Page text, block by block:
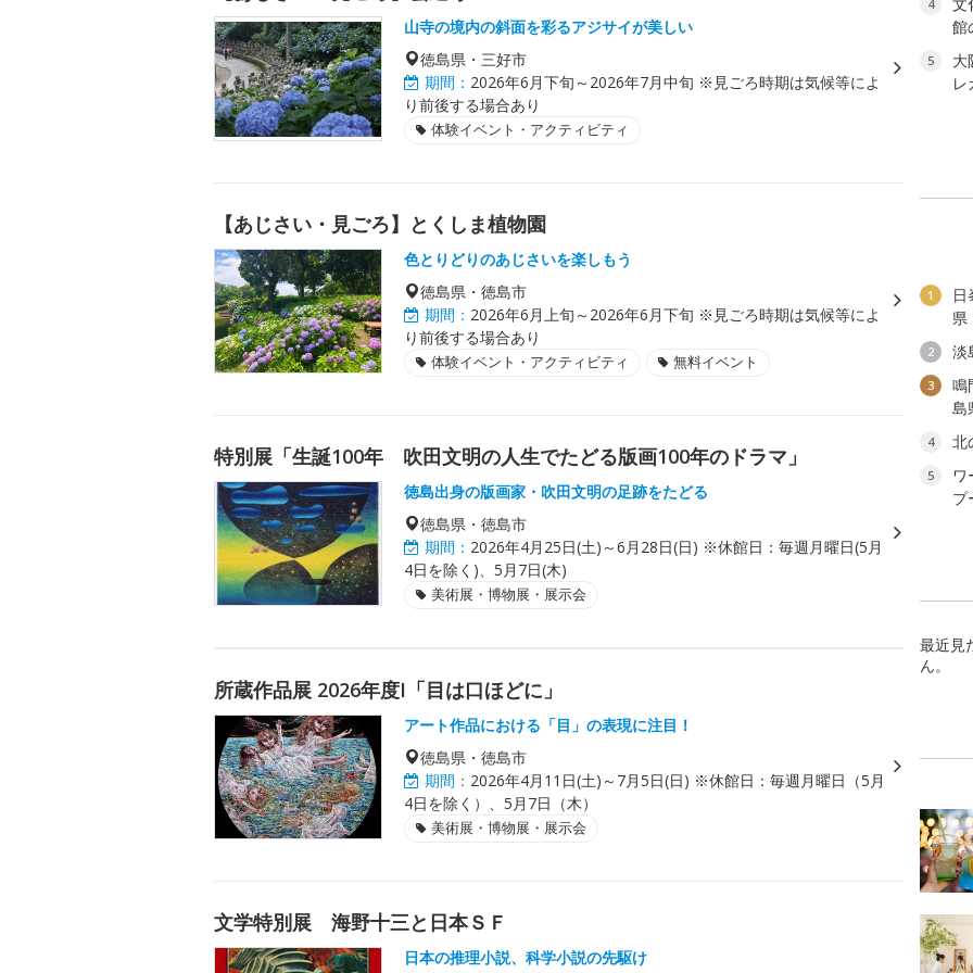
山寺の境内の斜面を彩るアジサイが美しい
徳島県・三好市
期間： 2026年6月下旬～2026年7月中旬 ※見ごろ時期は気候等によ
り前後する場合あり
体験イベント・アクティビティ
【あじさい・見ごろ】とくしま植物園
色とりどりのあじさいを楽しもう
徳島県・徳島市
期間： 2026年6月上旬～2026年6月下旬 ※見ごろ時期は気候等によ
り前後する場合あり
体験イベント・アクティビティ 無料イベント
特別展「生誕100年 吹田文明の人生でたどる版画100年のドラマ」
徳島出身の版画家・吹田文明の足跡をたどる
徳島県・徳島市
期間： 2026年4月25日(土)～6月28日(日) ※休館日：毎週月曜日(5月
4日を除く)、5月7日(木)
美術展・博物展・展示会
所蔵作品展 2026年度I「目は口ほどに」
アート作品における「目」の表現に注目！
徳島県・徳島市
期間： 2026年4月11日(土)～7月5日(日) ※休館日：毎週月曜日（5月
4日を除く）、5月7日（木）
美術展・博物展・展示会
文学特別展 海野十三と日本ＳＦ
日本の推理小説、科学小説の先駆け
4
文
館
5
大
レ
1
県
2 淡
3
鳴
島
4 北
5
プ
最近見
ん。